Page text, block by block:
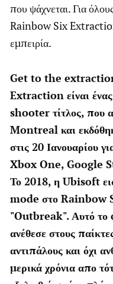
που ψάχνεται. Για
Rainbow Six Extraction
εμπειρία.
Get to the
Extraction είναι
shooter τίτλος, που
Montreal και
στις 20 Ιανουαρίου
Xbox One, Google
Το 2018, η Ubisoft
mode στο Rainbow
"Outbreak". Αυτό
ανέθεσε στους
αντιπάλους και όχι
μερικά χρόνια απο